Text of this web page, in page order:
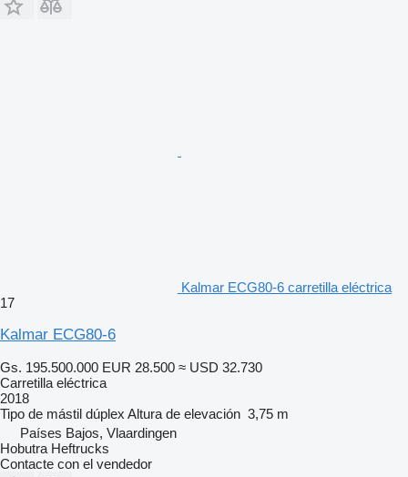
Kalmar ECG80-6 carretilla eléctrica
17
Kalmar ECG80-6
Gs. 195.500.000 EUR 28.500 ≈ USD 32.730
Carretilla eléctrica
2018
Tipo de mástil dúplex Altura de elevación 3,75 m
Países Bajos, Vlaardingen
Hobutra Heftrucks
Contacte con el vendedor